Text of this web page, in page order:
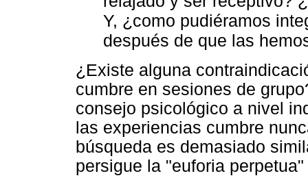
Y, ¿como pudiéramos
después de que las
¿Existe alguna
cumbre en sesiones de
consejo psicológico a nivel
las experiencias cumbre
búsqueda es demasiado
persigue la "euforia